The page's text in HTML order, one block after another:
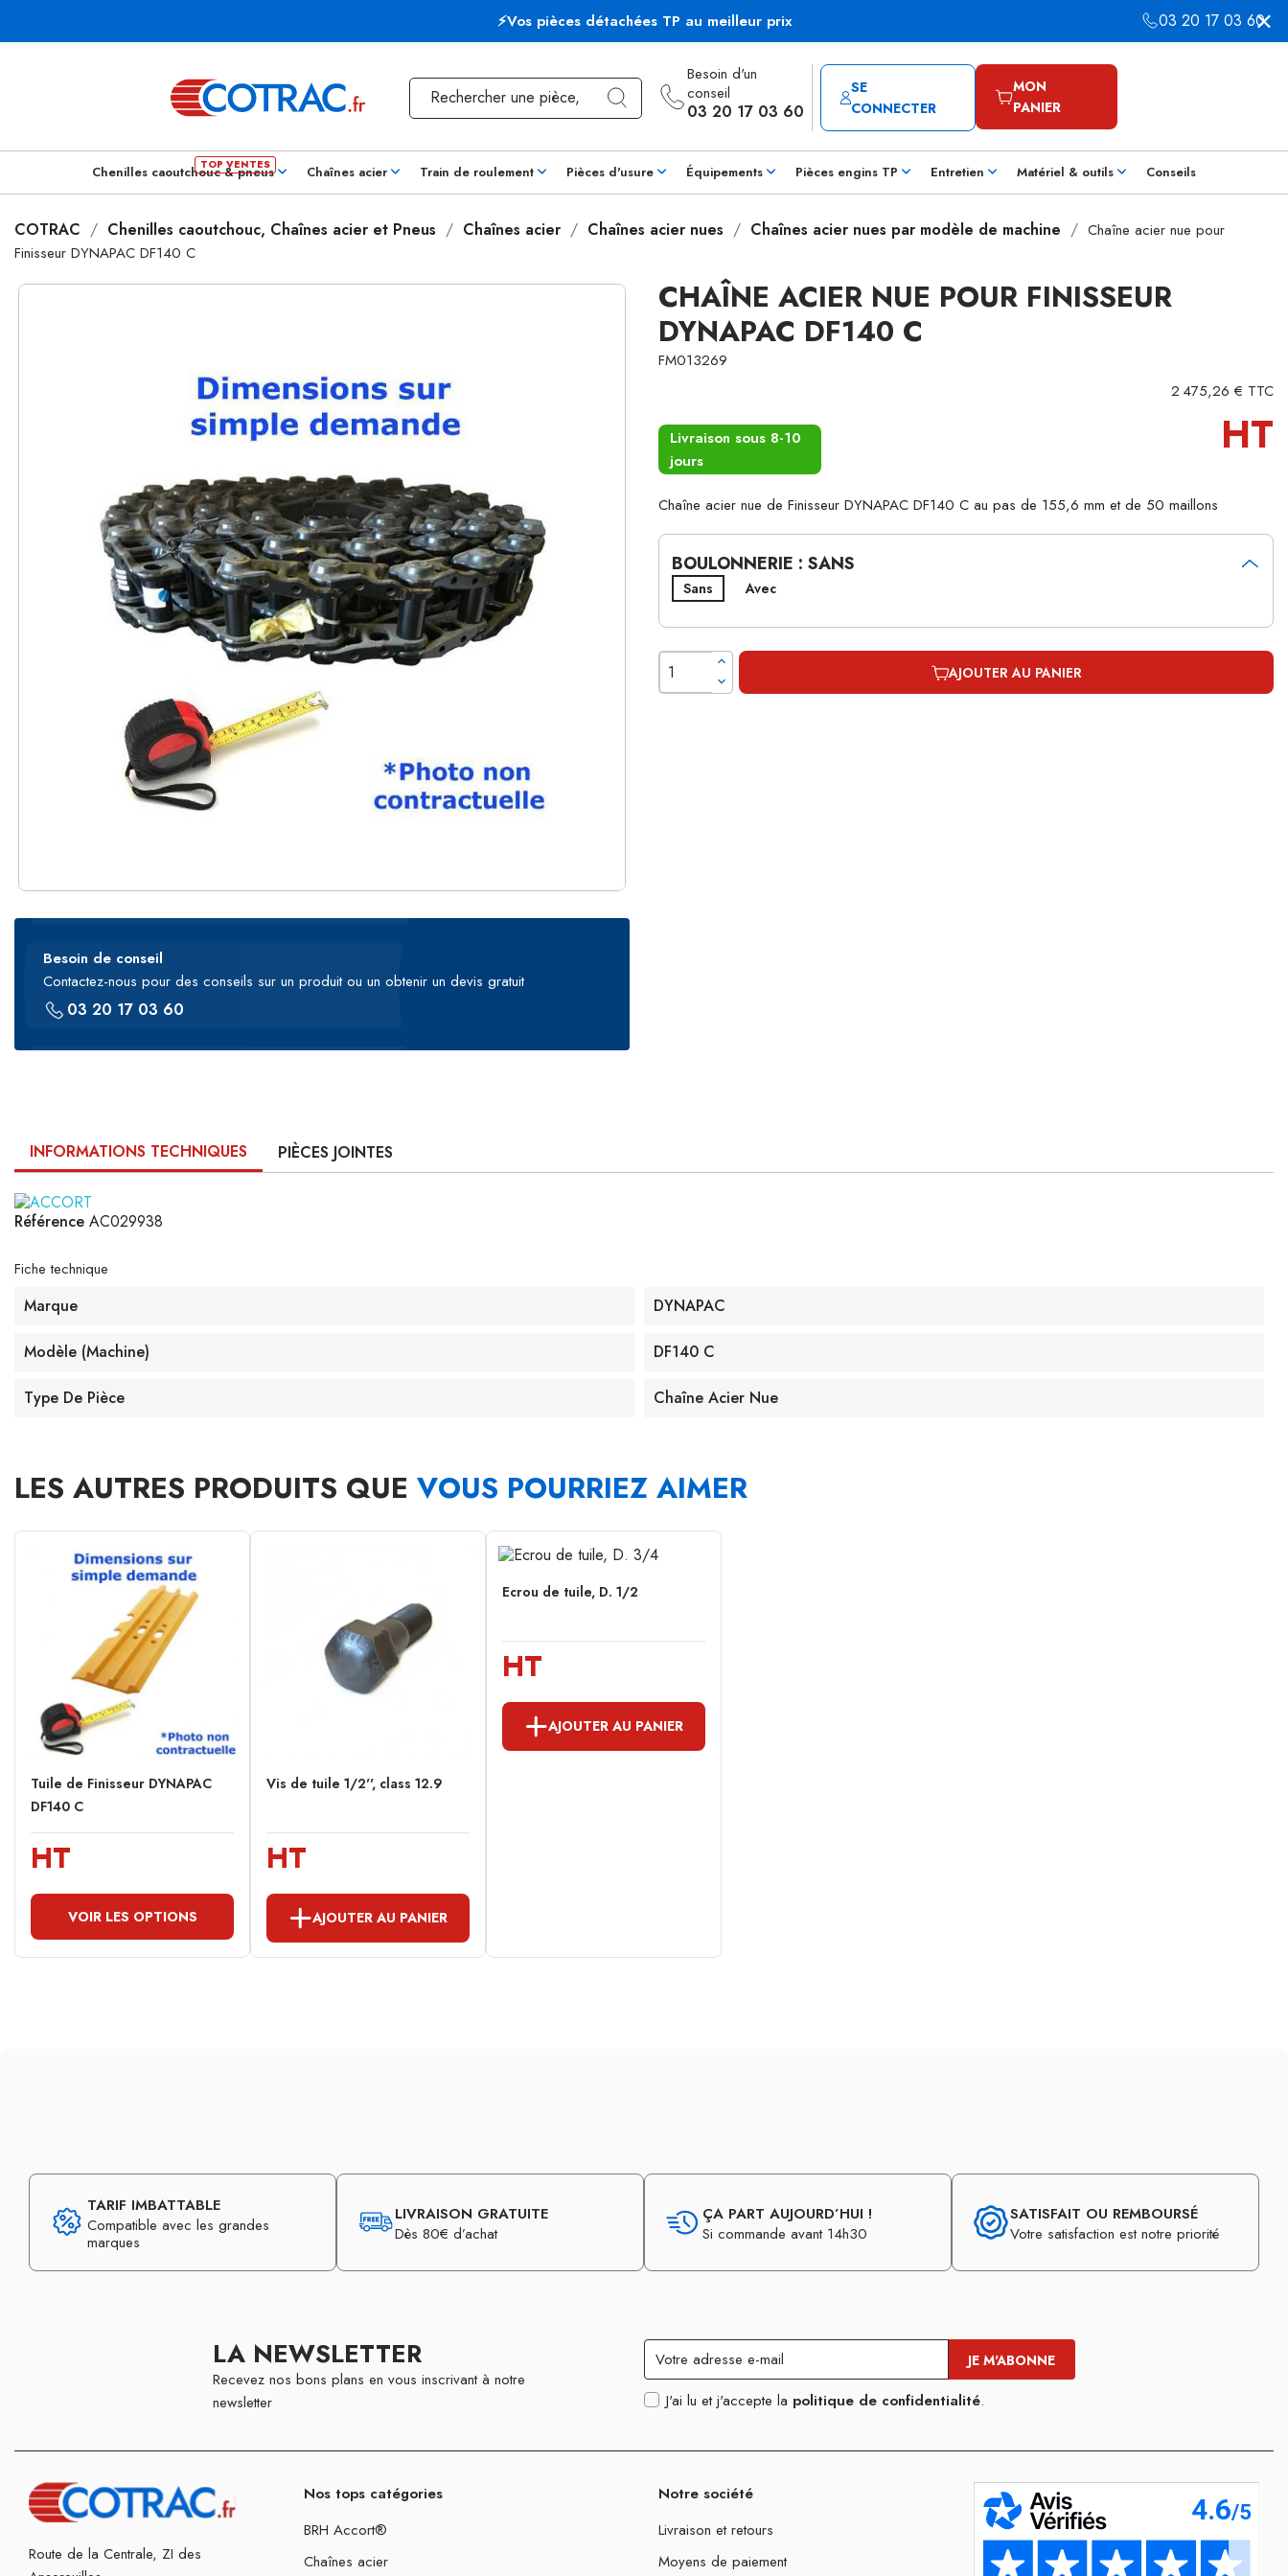
⚡Vos pièces détachées TP au meilleur prix 03 20 17 03 60
Besoin d'un
conseil
03 20 17 03 60
SE
CONNECTER
MON
PANIER
Chenilles caoutchouc & pneus Chaînes acier Train de roulement Pièces d'usure Équipements Pièces engins TP Entretien Matériel & outils Conseils
COTRAC Chenilles caoutchouc, Chaînes acier et Pneus Chaînes acier Chaînes acier nues Chaînes acier nues par modèle de machine
Chaîne acier nue pour
Finisseur DYNAPAC DF140 C
Besoin de conseil
Contactez-nous pour des conseils sur un produit ou un obtenir un devis gratuit
03 20 17 03 60
CHAÎNE ACIER NUE POUR FINISSEUR
DYNAPAC DF140 C
FM013269
2 475,26 € TTC
Livraison sous 8-10
jours
HT
Chaîne acier nue de Finisseur DYNAPAC DF140 C au pas de 155,6 mm et de 50 maillons
BOULONNERIE : SANS
Sans Avec
AJOUTER AU PANIER
INFORMATIONS TECHNIQUES PIÈCES JOINTES
Référence AC029938
Fiche technique
Marque DYNAPAC
Modèle (machine) DF140 C
Type De Pièce Chaîne Acier Nue
LES AUTRES PRODUITS QUE VOUS POURRIEZ AIMER
Tuile de Finisseur DYNAPAC
DF140 C
HT
VOIR LES OPTIONS
Vis de tuile 1/2'', class 12.9
HT
AJOUTER AU PANIER
Ecrou de tuile, D. 1/2
HT
AJOUTER AU PANIER
TARIF IMBATTABLE
Compatible avec les grandes
marques
LIVRAISON GRATUITE
Dès 80€ d’achat
ÇA PART AUJOURD’HUI !
Si commande avant 14h30
SATISFAIT OU REMBOURSÉ
Votre satisfaction est notre priorité
LA NEWSLETTER
Recevez nos bons plans en vous inscrivant à notre
newsletter
J'ai lu et j'accepte la politique de confidentialité.
Route de la Centrale, ZI des
Nos tops catégories
BRH Accort®
Chaînes acier
Notre société
Livraison et retours
Moyens de paiement